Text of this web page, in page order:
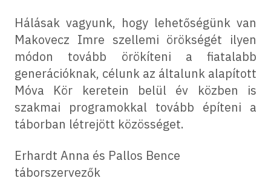
Hálásak vagyunk, hogy lehetőségünk van
Makovecz Imre szellemi örökségét ilyen
módon tovább örökíteni a fiatalabb
generációknak, célunk az általunk alapított
Móva Kör keretein belül év közben is
szakmai programokkal tovább építeni a
táborban létrejött közösséget.
Erhardt Anna és Pallos Bence
táborszervezők